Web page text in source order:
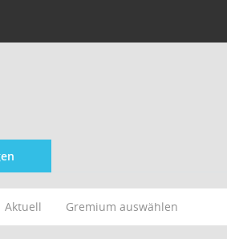
Aktuell Gremium auswählen